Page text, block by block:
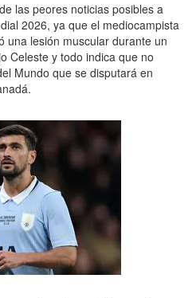
las peores noticias posibles a
2026, ya que el mediocampista
una lesión muscular durante un
Celeste y todo indica que no
Mundo que se disputará en